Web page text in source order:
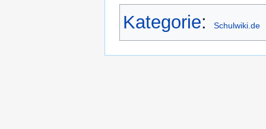
Kategorie: Schulwiki.de